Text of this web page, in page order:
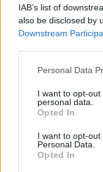
IAB’s list of
also be disclosed by
Downstream
Personal Data
I want to opt-
personal data.
Opted In
I want to opt-
Personal Data.
Opted In
ΤΕΛΕΥΤΑΙΟ ΤΕΥΧΟΣ